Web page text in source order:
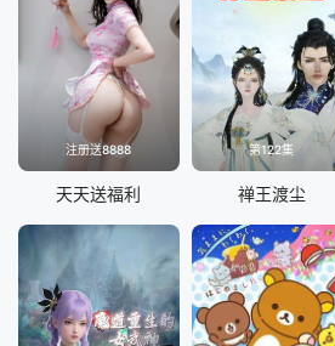
注册送8888
天天送福利
第122集
禅王渡尘